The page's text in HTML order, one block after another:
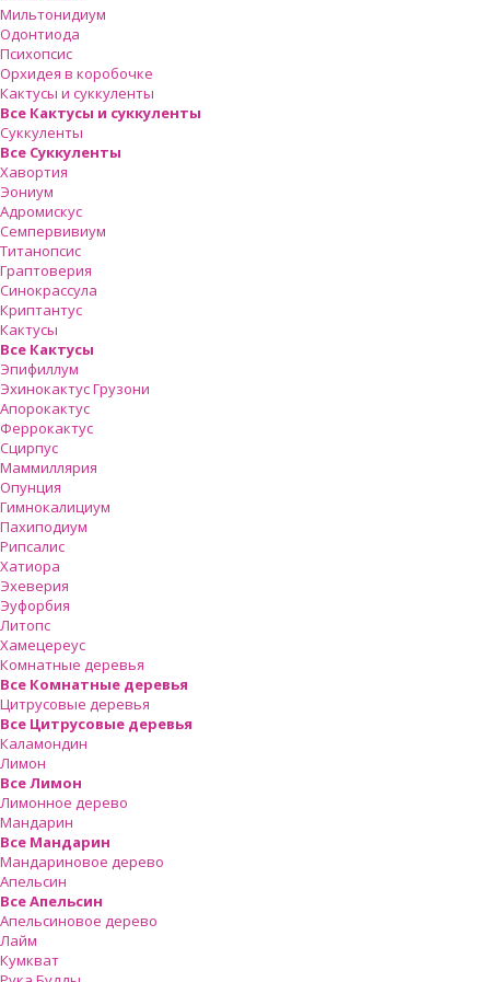
Мильтонидиум
Одонтиода
Психопсис
Орхидея в коробочке
Кактусы и суккуленты
Все Кактусы и суккуленты
Суккуленты
Все Суккуленты
Хавортия
Эониум
Адромискус
Семпервивиум
Титанопсис
Граптоверия
Синокрассула
Криптантус
Кактусы
Все Кактусы
Эпифиллум
Эхинокактус Грузони
Апорокактус
Феррокактус
Сцирпус
Маммиллярия
Опунция
Гимнокалициум
Пахиподиум
Рипсалис
Хатиора
Эхеверия
Эуфорбия
Литопс
Хамецереус
Комнатные деревья
Все Комнатные деревья
Цитрусовые деревья
Все Цитрусовые деревья
Каламондин
Лимон
Все Лимон
Лимонное дерево
Мандарин
Все Мандарин
Мандариновое дерево
Апельсин
Все Апельсин
Апельсиновое дерево
Лайм
Кумкват